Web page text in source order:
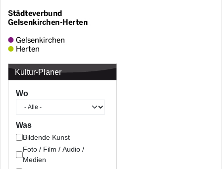
Kultur-Planer
Wo
Was
Bildende Kunst
Foto / Film / Audio /
Medien